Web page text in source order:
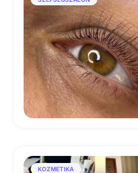
KOZMETIKA